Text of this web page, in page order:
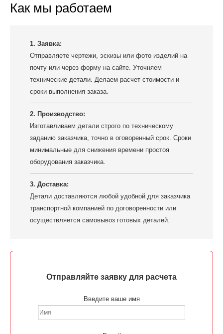
Как мы работаем
1. Заявка:
Отправляете чертежи, эскизы или фото изделий на
почту или через форму на сайте. Уточняем
технические детали. Делаем расчет стоимости и
сроки выполнения заказа.
2. Производство:
Изготавливаем детали строго по техническому
заданию заказчика, точно в оговоренный срок. Сроки
минимальные для снижения времени простоя
оборудования заказчика.
3. Доставка:
Детали доставляются любой удобной для заказчика
транспортной компанией по договоренности или
осуществляется самовывоз готовых деталей.
Отправляйте заявку для расчета
Введите ваше имя